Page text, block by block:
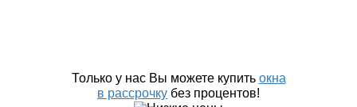
Только у нас Вы можете купить окна
в рассрочку без процентов!